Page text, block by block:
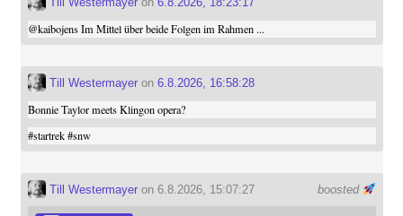
@kaibojensIm Mittel über beide Folgen im Rahmen ...
Till Westermayeron 6.8.2026, 16:58:28
Bonnie Taylor meets Klingon opera?
#startrek #snw
boosted
Till Westermayeron 6.8.2026, 15:07:27